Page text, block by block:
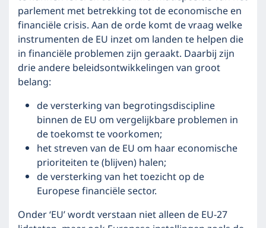
parlement met betrekking tot de economische en
financiële crisis. Aan de orde komt de vraag welke
instrumenten de EU inzet om landen te helpen die
in financiële problemen zijn geraakt. Daarbij zijn
drie andere beleidsontwikkelingen van groot
belang:
de versterking van begrotingsdiscipline
binnen de EU om vergelijkbare problemen in
de toekomst te voorkomen;
het streven van de EU om haar economische
prioriteiten te (blijven) halen;
de versterking van het toezicht op de
Europese financiële sector.
Onder ‘EU’ wordt verstaan niet alleen de EU-27